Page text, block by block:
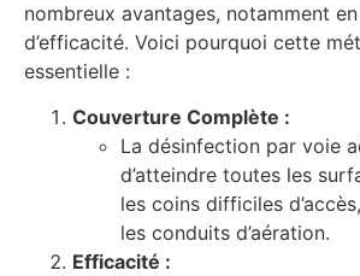
nombreux avantages, notamment
d’efficacité. Voici pourquoi cette
essentielle :
Couverture Complète :
La désinfection par voie
d’atteindre toutes les
les coins difficiles
les conduits d’aération.
Efficacité :